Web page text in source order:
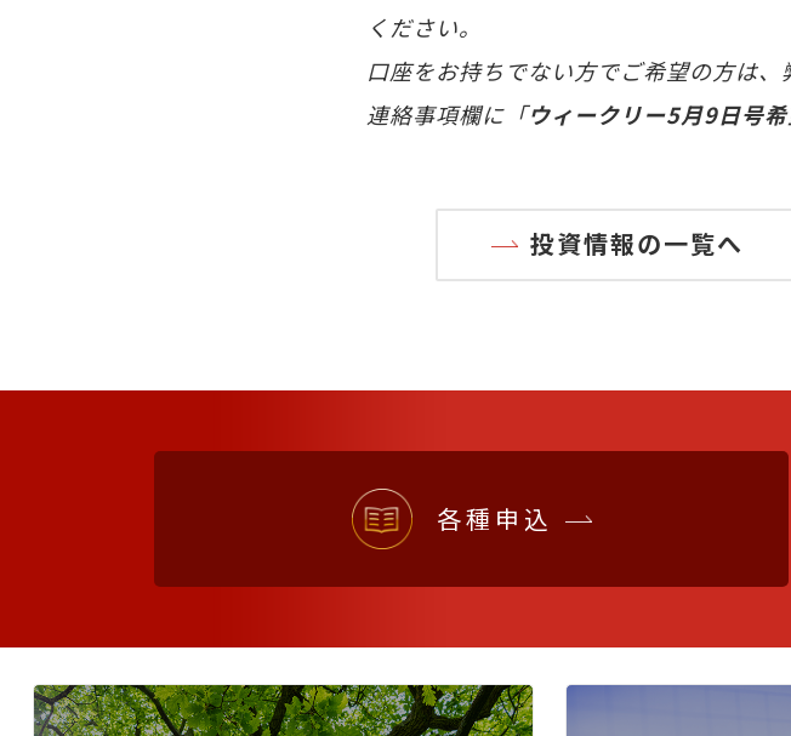
ください。
口座をお持ちでない方でご希望の方は
連絡事項欄に「ウィークリー5月9日号
投資情報の一覧へ
各種申込